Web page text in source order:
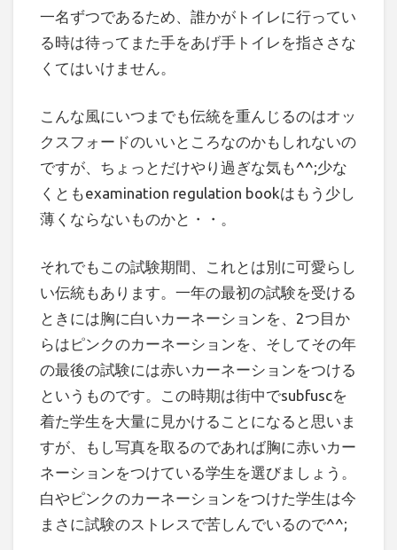
一名ずつであるため、誰かがトイレに行ってい
る時は待ってまた手をあげ手トイレを指ささな
くてはいけません。
こんな風にいつまでも伝統を重んじるのはオッ
クスフォードのいいところなのかもしれないの
ですが、ちょっとだけやり過ぎな気も^^;少な
くともexamination regulation bookはもう少し
薄くならないものかと・・。
それでもこの試験期間、これとは別に可愛らし
い伝統もあります。一年の最初の試験を受ける
ときには胸に白いカーネーションを、2つ目か
らはピンクのカーネーションを、そしてその年
の最後の試験には赤いカーネーションをつける
というものです。この時期は街中でsubfuscを
着た学生を大量に見かけることになると思いま
すが、もし写真を取るのであれば胸に赤いカー
ネーションをつけている学生を選びましょう。
白やピンクのカーネーションをつけた学生は今
まさに試験のストレスで苦しんでいるので^^;